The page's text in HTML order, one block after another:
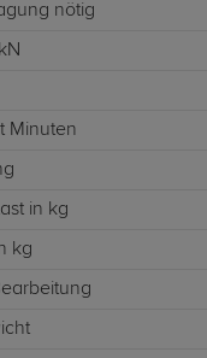
nötig
Minuten
in kg
kg